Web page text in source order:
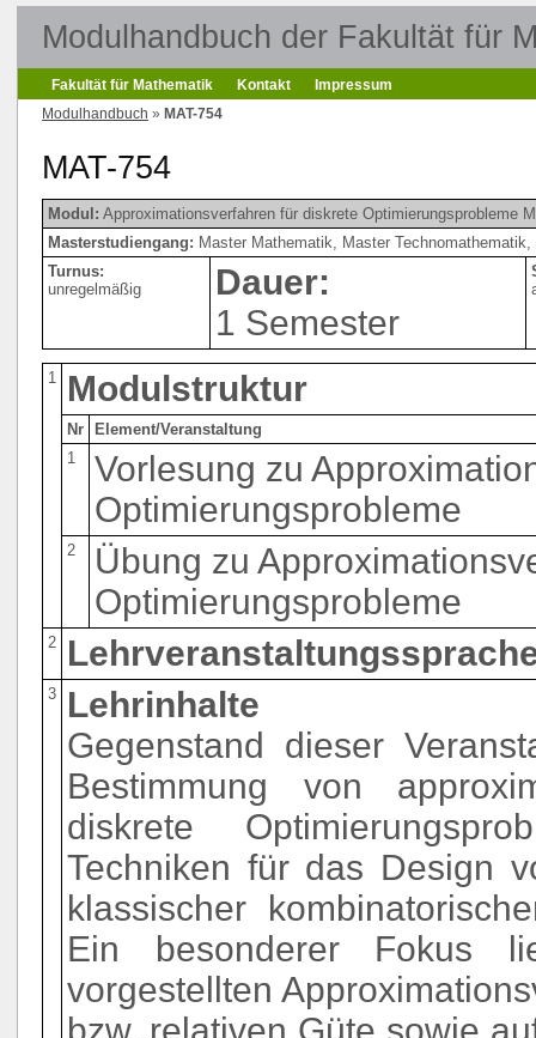
Modulhandbuch der Fakultät für
Fakultät für Mathematik Kontakt
Impressum
Modulhandbuch » MAT-754
MAT-754
Modul: Approximationsverfahren für diskrete Optimierungsprobleme
Masterstudiengang: Master Mathematik, Master
Turnus:
unregelmäßig
Dauer:
1 Semester
1 Modulstruktur
Nr
Element/Veranstaltung
1
Vorlesung zu
Optimierungsprobleme
2
Übung zu
Optimierungsprobleme
2
3
Lehrinhalte
Gegenstand dieser
Bestimmung von
diskrete
Techniken für das Design
klassischer
Ein besonderer Fokus
vorgestellten